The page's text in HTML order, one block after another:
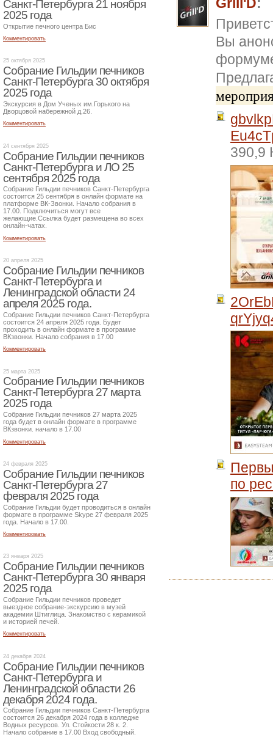
Вы
390,9
по
Санкт-Петербурга 21 ноября
2025 года
Открытие печного центра Бис
Комментировать
25 октября 2025
Собрание Гильдии печников
Санкт-Петербурга 30 октября
2025 года
Экскурсия в Дом Ученых им.Горького на
Дворцовой набережной д.26.
Комментировать
24 сентября 2025
Собрание Гильдии печников
Санкт-Петербурга и ЛО 25
сентября 2025 года
Собрание Гильдии печников Санкт-Петербурга
состоится 25 сентября в онлайн формате на
платформе ВК-Звонки. Начало собрания в
17.00. Подключиться могут все
желающие.Ссылка будет размещена во всех
онлайн-чатах.
Комментировать
20 апреля 2025
Собрание Гильдии печников
Санкт-Петербурга и
Ленинградской области 24
апреля 2025 года.
Собрание Гильдии печников Санкт-Петербурга
состоится 24 апреля 2025 года. Будет
проходить в онлайн формате в программе
ВКзвонки. Начало собрания в 17.00
Комментировать
25 марта 2025
Собрание Гильдии печников
Санкт-Петербурга 27 марта
2025 года
Собрание Гильдии печников 27 марта 2025
года будет в онлайн формате в программе
ВКзвонки. начало в 17.00
Комментировать
24 февраля 2025
Собрание Гильдии печников
Санкт-Петербурга 27
февраля 2025 года
Собрание Гильдии будет проводиться в онлайн
формате в программе Skype 27 февраля 2025
года. Начало в 17.00.
Комментировать
23 января 2025
Собрание Гильдии печников
Санкт-Петербурга 30 января
2025 года
Собрание Гильдии печников проведет
выездное собрание-экскурсию в музей
академии Штиглица. Знакомство с керамикой
и историей печей.
Комментировать
24 декабря 2024
Собрание Гильдии печников
Санкт-Петербурга и
Ленинградской области 26
декабря 2024 года.
Собрание Гильдии печников Санкт-Петербурга
состоится 26 декабря 2024 года в колледже
Водных ресурсов. Ул. Стойкости 28 к. 2.
Начало собрание в 17.00 Вход свободный.